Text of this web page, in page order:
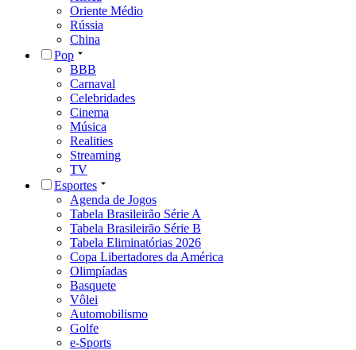
Oriente Médio
Rússia
China
Pop
BBB
Carnaval
Celebridades
Cinema
Música
Realities
Streaming
TV
Esportes
Agenda de Jogos
Tabela Brasileirão Série A
Tabela Brasileirão Série B
Tabela Eliminatórias 2026
Copa Libertadores da América
Olimpíadas
Basquete
Vôlei
Automobilismo
Golfe
e-Sports